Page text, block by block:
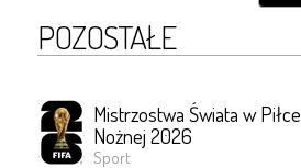
POZOSTAŁE
Mistrzostwa Świata w Piłce
Nożnej 2026
Sport